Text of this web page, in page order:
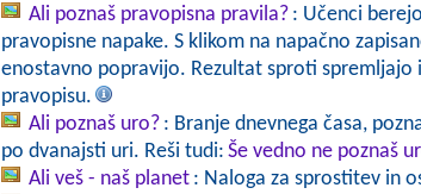
Ali poznaš pravopisna pravila? : Učenci
pravopisne napake. S klikom na napačno
enostavno popravijo. Rezultat sproti spremljajo
pravopisu.
Ali poznaš uro? : Branje dnevnega časa,
po dvanajsti uri. Reši tudi: Še vedno ne poznaš
Ali veš - naš planet : Naloga za sprostitev in